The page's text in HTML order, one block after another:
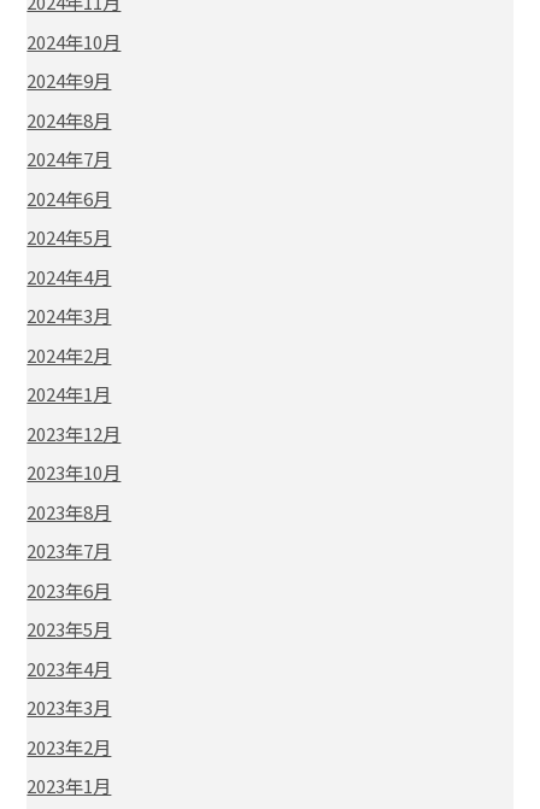
2024年10月
2024年9月
2024年8月
2024年7月
2024年6月
2024年5月
2024年4月
2024年3月
2024年2月
2024年1月
2023年12月
2023年10月
2023年8月
2023年7月
2023年6月
2023年5月
2023年4月
2023年3月
2023年2月
2023年1月